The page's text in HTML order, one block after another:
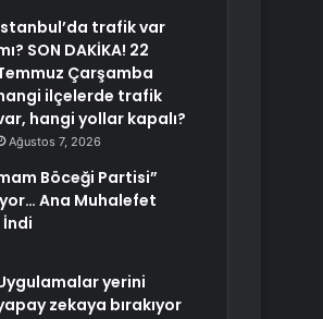
trafik var
SON DAKİKA! 22
Çarşamba
ilçelerde trafik
hangi yollar kapalı?
Ağustos 7, 2026
Böceği Partisi”
Ana Muhalefet
yerini
zekaya bırakıyor